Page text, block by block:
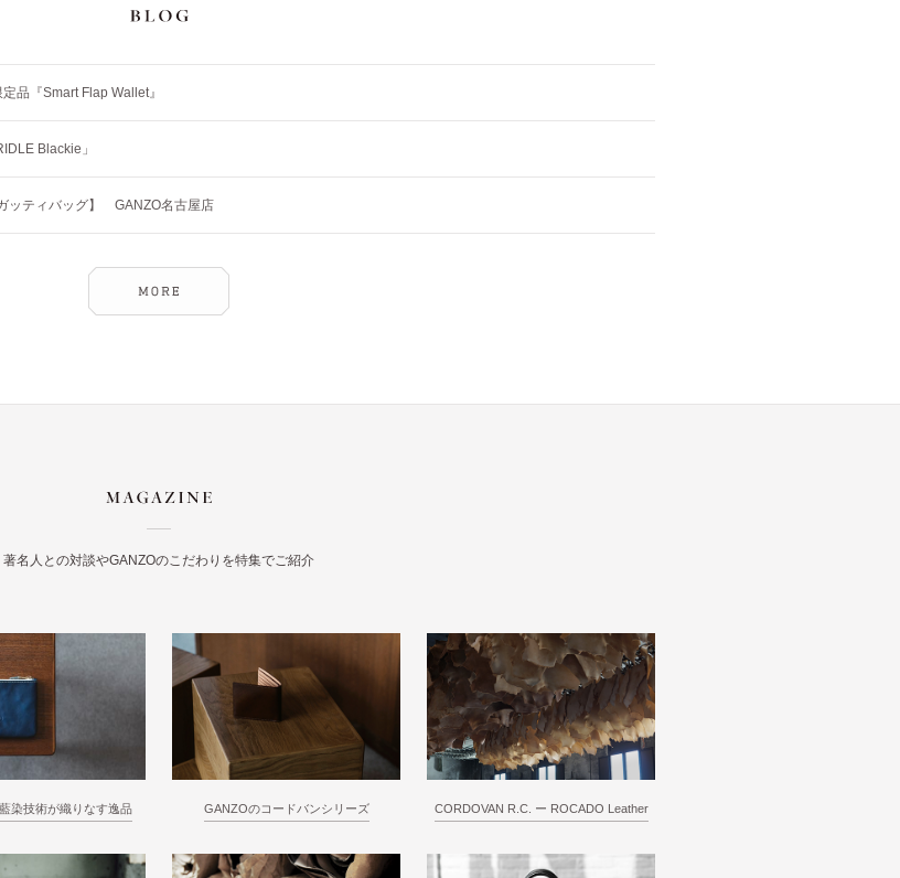
品『Smart Flap Wallet』
Blackie」
ッティバッグ】 GANZO名古屋店
著名人との対談やGANZOのこだわりを特集でご紹介
染技術が織りなす逸品 GANZOのコードバンシリーズ CORDOVAN R.C. ー ROCADO Leather